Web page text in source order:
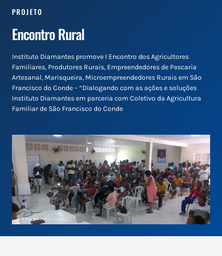
PROJETO
Encontro Rural
Instituto Diamantes promove I Encontro dos Agricultores
Familiares, Produtores Rurais, Empreendedores de Pescaria
Artesanal, Marisqueira, Microempreendedores Rurais em São
Francisco do Conde – “Dialogando com as ações e soluções
Instituto Diamantes em parceria com Coletivo da Agricultura
Familiar de São Francisco do Conde